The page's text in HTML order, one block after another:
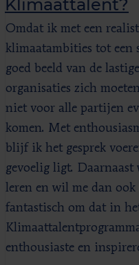
Klimaattalent?
Omdat ik met een
klimaatambities tot een
goed beeld van de
organisaties zich
niet voor alle partijen
komen. Met
blijf ik het gesprek
gevoelig ligt. Daarnaast
leren en wil me dan
fantastisch om dat in
enthousiaste en